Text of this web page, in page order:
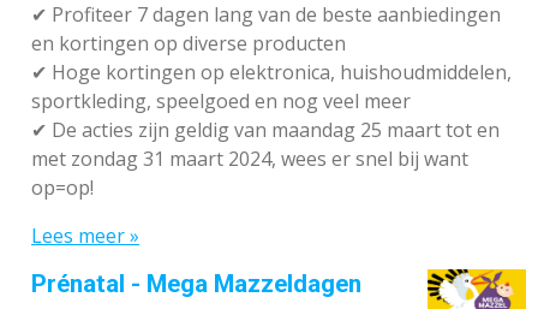
✔ Profiteer 7 dagen lang van de beste aanbiedingen
en kortingen op diverse producten
✔ Hoge kortingen op elektronica, huishoudmiddelen,
sportkleding, speelgoed en nog veel meer
✔ De acties zijn geldig van maandag 25 maart tot en
met zondag 31 maart 2024, wees er snel bij want
op=op!
Lees meer »
Prénatal - Mega Mazzeldagen